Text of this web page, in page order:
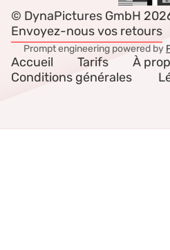
© DynaPictures GmbH
Envoyez-nous vos retours
Prompt engineering powered by
Accueil Tarifs À
Conditions générales